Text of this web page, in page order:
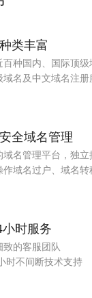
类丰富
百种国内、国际顶级
域名及中文域名注册
全域名管理
域名管理平台，独立
作域名过户、域名转
时服务
致的客服团队
时不间断技术支持